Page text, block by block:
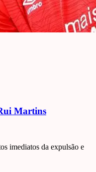
Martins
imediatos da expulsão e